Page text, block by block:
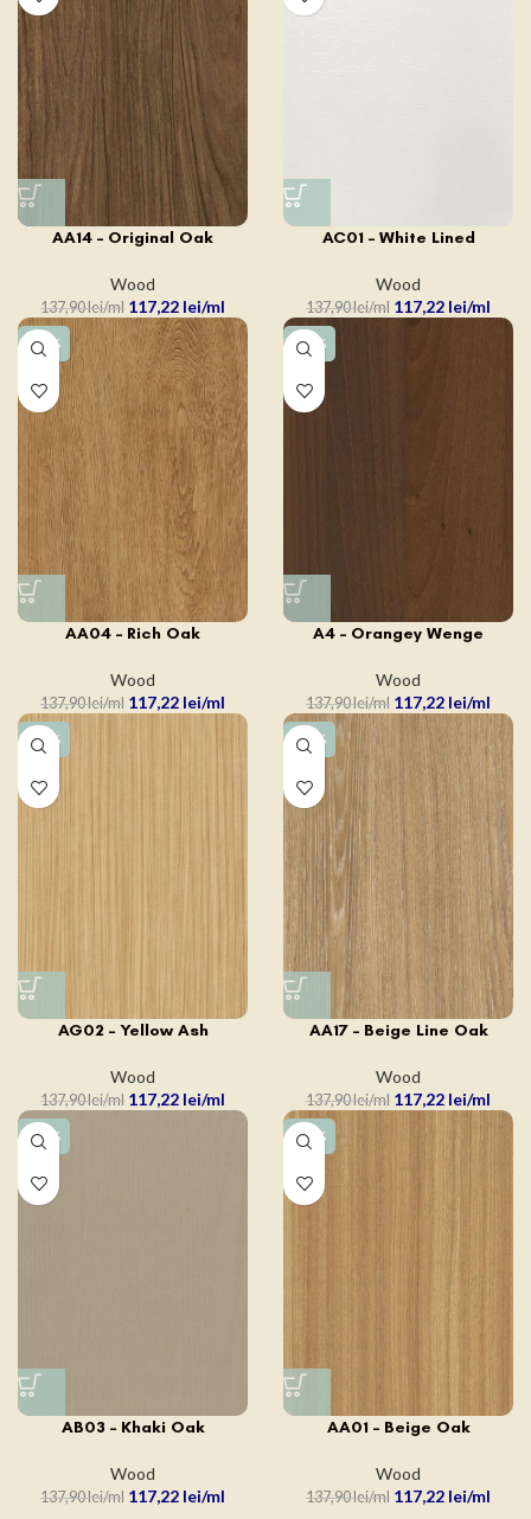
AA14 – Original Oak
Wood
137,90lei 117,22 lei
AC01 – White Lined
Wood
137,90lei 117,22 lei
-15%
AA04 – Rich Oak
Wood
137,90lei 117,22 lei
-15%
A4 – Orangey Wenge
Wood
137,90lei 117,22 lei
-15%
AG02 – Yellow Ash
Wood
137,90lei 117,22 lei
-15%
AA17 – Beige Line Oak
Wood
137,90lei 117,22 lei
-15%
AB03 – Khaki Oak
Wood
137,90lei 117,22 lei
-15%
AA01 – Beige Oak
Wood
137,90lei 117,22 lei